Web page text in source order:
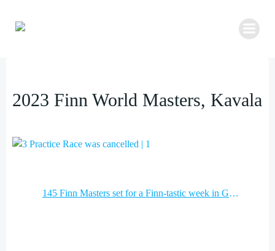
2023 Finn World Masters, Kavala
145 Finn Masters set for a Finn-tastic week in Greece